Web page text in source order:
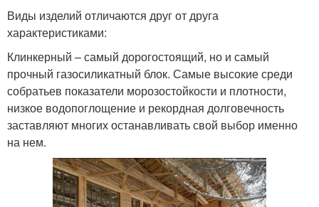
Виды изделий отличаются друг от друга
характеристиками:
Клинкерный – самый дорогостоящий, но и самый
прочный газосиликатный блок. Самые высокие среди
собратьев показатели морозостойкости и плотности,
низкое водопоглощение и рекордная долговечность
заставляют многих останавливать свой выбор именно
на нем.